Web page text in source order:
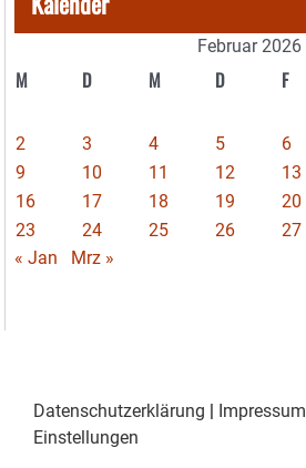
Februar 2026
M D M D F
2
3 4 5 6
9
10 11 12 13
16
17 18 19 20
23
24 25 26 27
« Jan
Mrz »
Datenschutzerklärung | Impressum
Einstellungen